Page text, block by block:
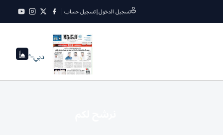
تسجيل الدخول|تسجيل حساب
دبي--°